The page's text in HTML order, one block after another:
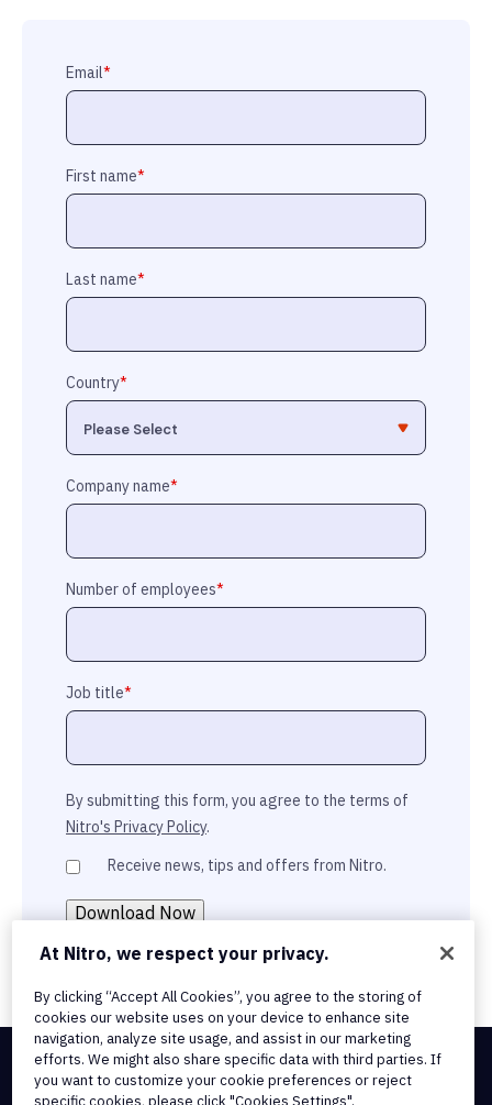
Email*
First name*
Last name*
Country*
Company name*
Number of employees*
Job title*
By submitting this form, you agree to the terms of
Nitro's Privacy Policy.
Receive news, tips and offers from Nitro.
Integrations & API Connectivity
At Nitro, we respect your privacy.
By clicking “Accept All Cookies”, you agree to the storing of
cookies our website uses on your device to enhance site
navigation, analyze site usage, and assist in our marketing
efforts. We might also share specific data with third parties. If
you want to customize your cookie preferences or reject
specific cookies, please click "Cookies Settings".